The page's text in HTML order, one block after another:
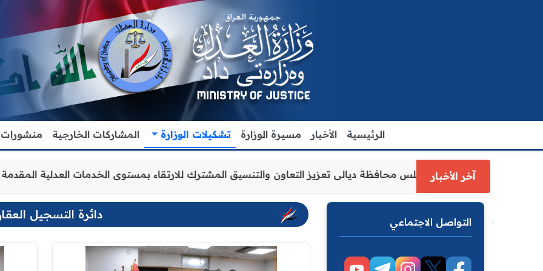
الرئيسية الأخبار مسيرة الوزارة تشكيلات الوزارة المشاركات الخارجية منشورات
آخر الأخبار
وكيل وزارة العدل الاقدم يبحث مع رئيس مجلس محافظة ديالى تعزيز التعاون والتنسيق المشترك للارتقاء بمستوى الخدمات
دائرة التسجيل
التواصل الاجتماعي